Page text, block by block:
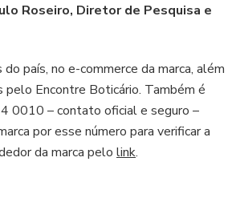
Roseiro, Diretor de Pesquisa e
país, no e-commerce da marca, além
pelo Encontre Boticário. Também é
0010 – contato oficial e seguro –
por esse número para verificar a
da marca pelo link.